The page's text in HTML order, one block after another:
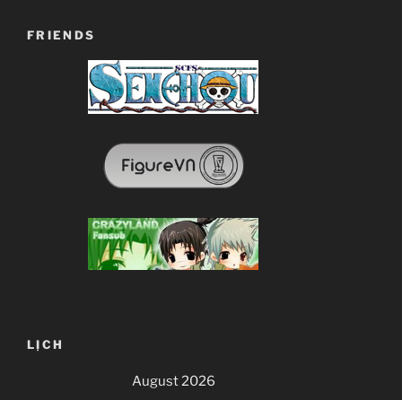
FRIENDS
LỊCH
August 2026